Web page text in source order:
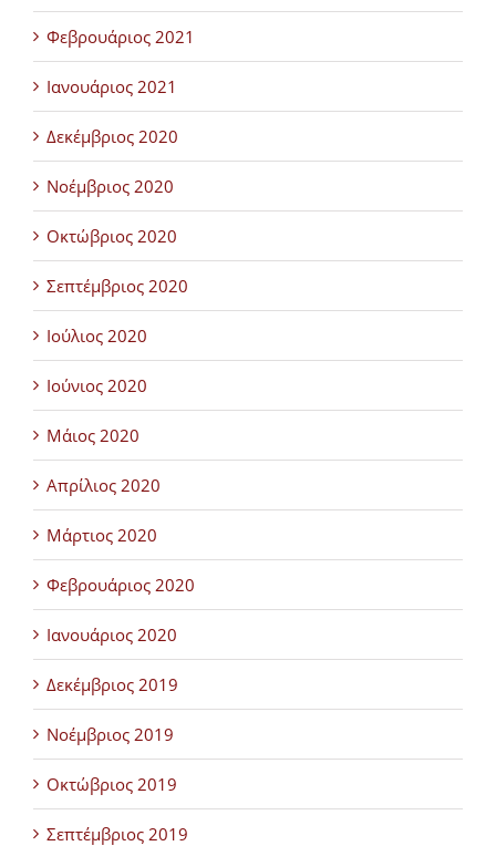
Φεβρουάριος 2021
Ιανουάριος 2021
Δεκέμβριος 2020
Νοέμβριος 2020
Οκτώβριος 2020
Σεπτέμβριος 2020
Ιούλιος 2020
Ιούνιος 2020
Μάιος 2020
Απρίλιος 2020
Μάρτιος 2020
Φεβρουάριος 2020
Ιανουάριος 2020
Δεκέμβριος 2019
Νοέμβριος 2019
Οκτώβριος 2019
Σεπτέμβριος 2019